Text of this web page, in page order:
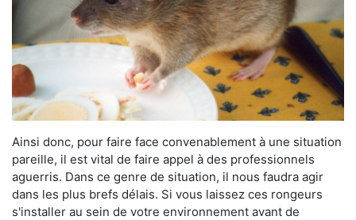
Ainsi donc, pour faire face convenablement à une situation
pareille, il est vital de faire appel à des professionnels
aguerris. Dans ce genre de situation, il nous faudra agir
dans les plus brefs délais. Si vous laissez ces rongeurs
s'installer au sein de votre environnement avant de